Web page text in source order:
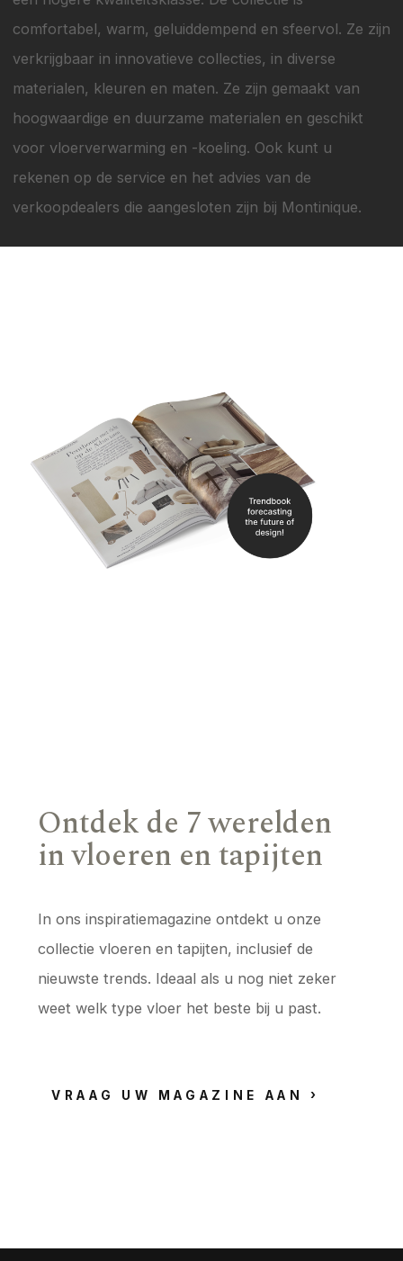
comfortabel, warm, geluiddempend en sfeervol. Ze zijn
verkrijgbaar in innovatieve collecties, in diverse
materialen, kleuren en maten. Ze zijn gemaakt van
hoogwaardige en duurzame materialen en geschikt
voor vloerverwarming en -koeling. Ook kunt u
rekenen op de service en het advies van de
verkoopdealers die aangesloten zijn bij Montinique.
Ontdek de 7 werelden
in vloeren en tapijten
In ons inspiratiemagazine ontdekt u onze
collectie vloeren en tapijten, inclusief de
nieuwste trends. Ideaal als u nog niet zeker
weet welk type vloer het beste bij u past.
VRAAG UW MAGAZINE AAN